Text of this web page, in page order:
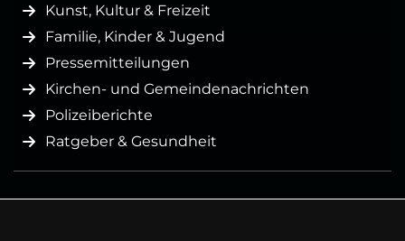
Kunst, Kultur & Freizeit
Familie, Kinder & Jugend
Pressemitteilungen
Kirchen- und Gemeindenachrichten
Polizeiberichte
Ratgeber & Gesundheit